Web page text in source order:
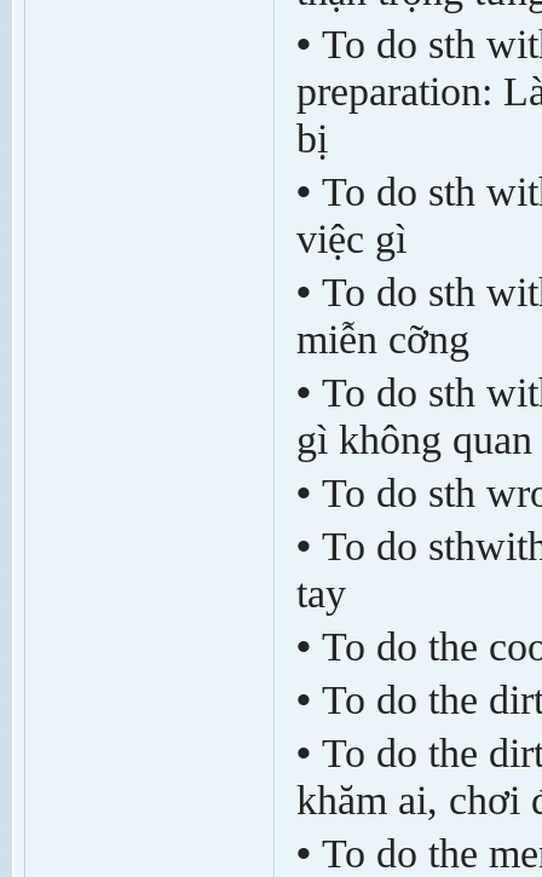
• To do sth
preparation:
bị
• To do sth
việc gì
• To do sth
miễn c­ỡng
• To do sth
gì không
• To do sth
• To do
tay
• To do the
• To do the
• To do the
khăm ai, chơi
• To do the